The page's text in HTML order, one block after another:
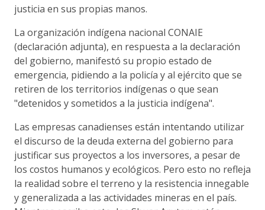
justicia en sus propias manos.
La organización indígena nacional CONAIE
(declaración adjunta), en respuesta a la declaración
del gobierno, manifestó su propio estado de
emergencia, pidiendo a la policía y al ejército que se
retiren de los territorios indígenas o que sean
"detenidos y sometidos a la justicia indígena".
Las empresas canadienses están intentando utilizar
el discurso de la deuda externa del gobierno para
justificar sus proyectos a los inversores, a pesar de
los costos humanos y ecológicos. Pero esto no refleja
la realidad sobre el terreno y la resistencia innegable
y generalizada a las actividades mineras en el país.